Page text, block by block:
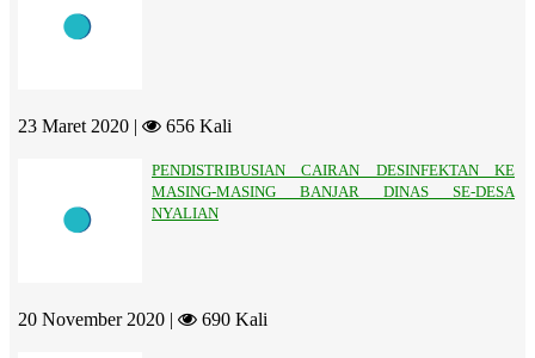
23 Maret 2020 | 656 Kali
PENDISTRIBUSIAN CAIRAN DESINFEKTAN KE
MASING-MASING BANJAR DINAS SE-DESA
NYALIAN
20 November 2020 | 690 Kali